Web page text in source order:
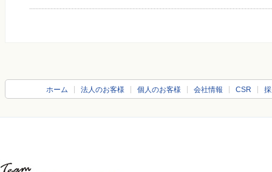
ホーム 法人のお客様 個人のお客様 会社情報 CSR